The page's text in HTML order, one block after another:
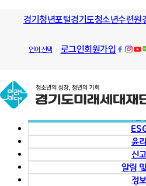
경기청년포털경기도청소년수련원
언어 선택 로그인회원가입
모든 방향으로 열린길과 그길을
경기도미래세대재단
열린경영
경
윤
신
알림
정